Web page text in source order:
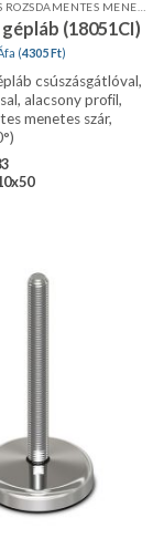
(18051CI)
(4305Ft)
csúszásgátlóval,
alacsony profil,
menetes szár,